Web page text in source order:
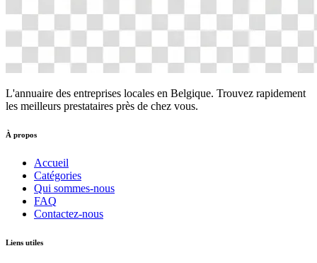
L'annuaire des entreprises locales en Belgique. Trouvez rapidement
les meilleurs prestataires près de chez vous.
À propos
Accueil
Catégories
Qui sommes-nous
FAQ
Contactez-nous
Liens utiles